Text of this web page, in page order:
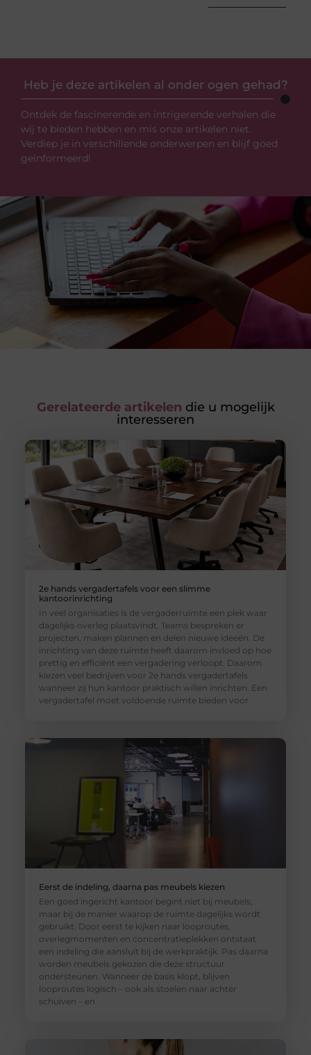
Heb je deze artikelen al onder ogen gehad?
Ontdek de fascinerende en intrigerende verhalen die
wij te bieden hebben en mis onze artikelen niet.
Verdiep je in verschillende onderwerpen en blijf goed
geïnformeerd!
Gerelateerde artikelen die u mogelijk
interesseren
2e hands vergadertafels voor een slimme
kantoorinrichting
In veel organisaties is de vergaderruimte een plek waar
dagelijks overleg plaatsvindt. Teams bespreken er
projecten, maken plannen en delen nieuwe ideeën. De
inrichting van deze ruimte heeft daarom invloed op hoe
prettig en efficiënt een vergadering verloopt. Daarom
kiezen veel bedrijven voor 2e hands vergadertafels
wanneer zij hun kantoor praktisch willen inrichten. Een
vergadertafel moet voldoende ruimte bieden voor
Eerst de indeling, daarna pas meubels kiezen
Een goed ingericht kantoor begint niet bij meubels,
maar bij de manier waarop de ruimte dagelijks wordt
gebruikt. Door eerst te kijken naar looproutes,
overlegmomenten en concentratieplekken ontstaat
een indeling die aansluit bij de werkpraktijk. Pas daarna
worden meubels gekozen die deze structuur
ondersteunen. Wanneer de basis klopt, blijven
looproutes logisch – ook als stoelen naar achter
schuiven – en